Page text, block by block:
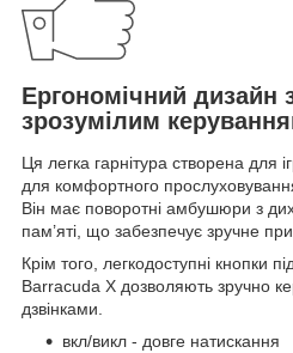
Ергономічний дизайн
зрозумілим
Ця легка гарнітура створена для
для комфортного
Він має поворотні амбушюри з
пам’яті, що забезпечує зручне
Крім того, легкодоступні кнопки
Barracuda X дозволяють зручно
дзвінками.
вкл/викл - довге натискання